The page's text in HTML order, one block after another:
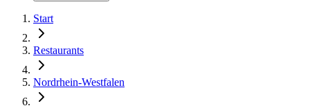
Start
Restaurants
Nordrhein-Westfalen